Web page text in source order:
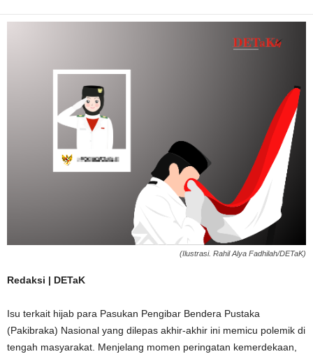
(Ilustrasi. Rahil Alya Fadhilah/DETaK)
Redaksi | DETaK
Isu terkait hijab para Pasukan Pengibar Bendera Pustaka
(Pakibraka) Nasional yang dilepas akhir-akhir ini memicu polemik di
tengah masyarakat. Menjelang momen peringatan kemerdekaan,